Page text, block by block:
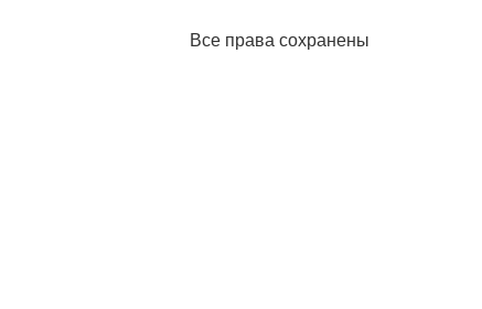
Все права сохранены